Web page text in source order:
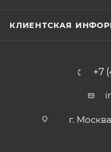
КЛИЕНТСКАЯ
+7
г.